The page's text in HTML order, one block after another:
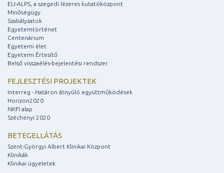
ELI-ALPS, a szegedi lézeres kutatóközpont
Minőségügy
Szabályzatok
Egyetemtörténet
Centenárium
Egyetemi élet
Egyetemi Értesítő
Belső visszaélés-bejelentési rendszer
FEJLESZTÉSI PROJEKTEK
Interreg - Határon átnyúló együttműködések
Horizon2020
NKFI alap
Széchenyi 2020
BETEGELLÁTÁS
Szent-Györgyi Albert Klinikai Központ
Klinikák
Klinikai ügyeletek